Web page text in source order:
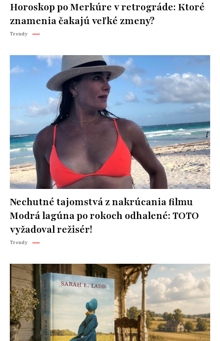
Horoskop po Merkúre v retrográde: Ktoré
znamenia čakajú veľké zmeny?
Trendy
Nechutné tajomstvá z nakrúcania filmu
Modrá lagúna po rokoch odhalené: TOTO
vyžadoval režisér!
Trendy